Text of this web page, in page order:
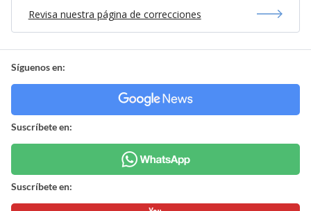
Revisa nuestra página de correcciones
Síguenos en:
Suscríbete en:
Suscríbete en: